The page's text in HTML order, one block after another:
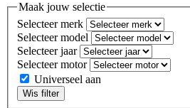
Maak jouw selectie
Selecteer merk
Selecteer model
Selecteer jaar
Selecteer motor
Universeel aan
Wis filter